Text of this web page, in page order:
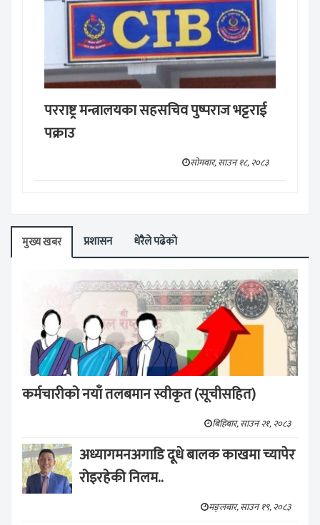
परराष्ट्र मन्त्रालयका सहसचिव पुष्पराज भट्टराई
पक्राउ
सोमवार, साउन १८, २०८३
मुख्य खबर प्रशासन धेरैले पढेको
कर्मचारीको नयाँ तलबमान स्वीकृत (सूचीसहित)
बिहिबार, साउन २१, २०८३
अध्यागमनअगाडि दूधे बालक काखमा च्यापेर
रोइरहेकी निलम..
मङ्लबार, साउन १९, २०८३